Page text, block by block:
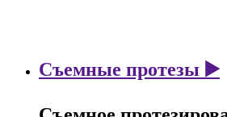
Съемные протезы ▶️